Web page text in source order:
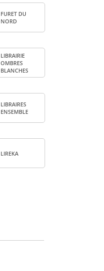
FURET DU
NORD
LIBRAI­RIE
OMBRES
BLANCHES
LIBRAIRES
ENSEMBLE
LIREKA